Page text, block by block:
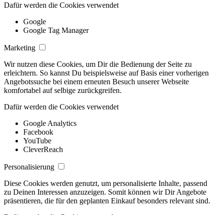
Dafür werden die Cookies verwendet
Google
Google Tag Manager
Marketing
Wir nutzen diese Cookies, um Dir die Bedienung der Seite zu
erleichtern. So kannst Du beispielsweise auf Basis einer vorherigen
Angebotssuche bei einem erneuten Besuch unserer Webseite
komfortabel auf selbige zurückgreifen.
Dafür werden die Cookies verwendet
Google Analytics
Facebook
YouTube
CleverReach
Personalisierung
Diese Cookies werden genutzt, um personalisierte Inhalte, passend
zu Deinen Interessen anzuzeigen. Somit können wir Dir Angebote
präsentieren, die für den geplanten Einkauf besonders relevant sind.